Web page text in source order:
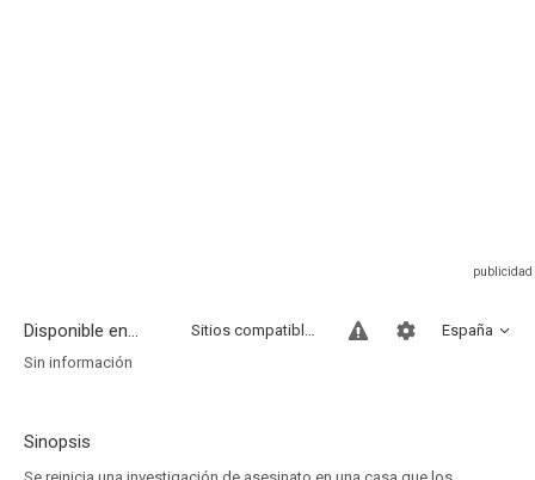
Disponible en... España
Sitios compatibles
Sin información
Sinopsis